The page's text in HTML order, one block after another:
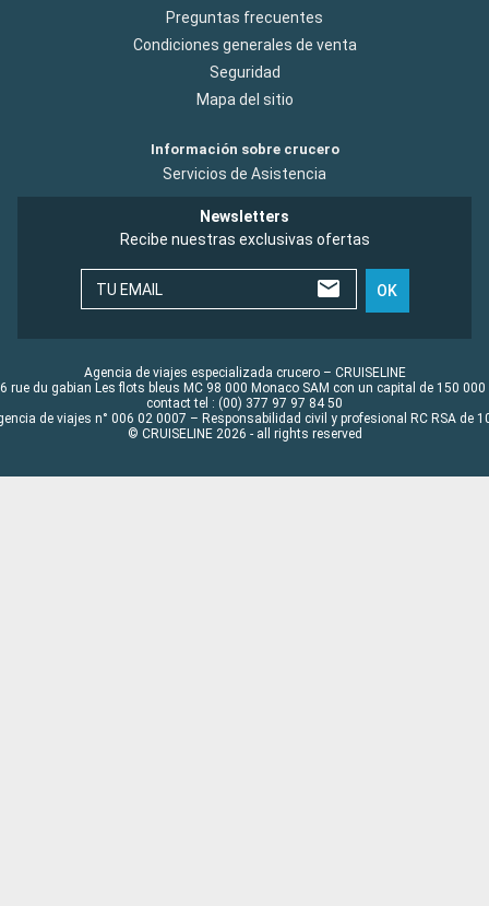
Preguntas frecuentes
Condiciones generales de venta
Seguridad
Mapa del sitio
Información sobre crucero
Servicios de Asistencia
Newsletters
Recibe nuestras exclusivas ofertas
TU EMAIL OK
Agencia de viajes especializada crucero – CRUISELINE
rue du gabian Les flots bleus MC 98 000 Monaco SAM con un capital de 150 000
contact tel : (00) 377 97 97 84 50
de viajes n° 006 02 0007 – Responsabilidad civil y profesional RC RSA de
© CRUISELINE 2026 - all rights reserved